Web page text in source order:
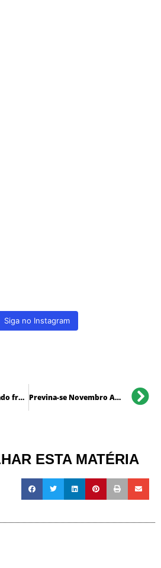
Siga no Instagram
O que é considerado fraude contra o plano de saúde Previna-se Novembro Azul e sintomas
ESTA MATÉRIA